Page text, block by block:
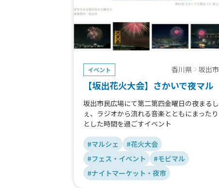
イベント 香川県 坂出市
【坂出花火大会】さかいで夜マル
坂出市民広場にて第二第四金曜日の夜まるし
ぇ、ラジオから流れる音楽とともにまったり
とした時間を過ごすイベント
#マルシェ
#花火大会
#フェス・イベント
#モビマル
#ナイトマーケット・夜市